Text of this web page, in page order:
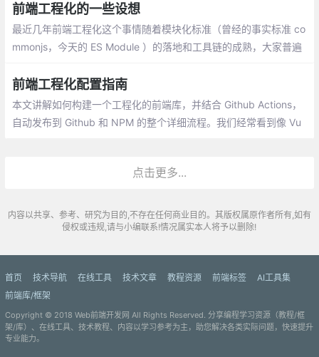
前端工程化的一些设想
最近几年前端工程化这个事情随着模块化标准（曾经的事实标准 co
mmonjs，今天的 ES Module ）的落地和工具链的成熟，大家普遍
前端工程化配置指南
本文讲解如何构建一个工程化的前端库，并结合 Github Actions，
自动发布到 Github 和 NPM 的整个详细流程。我们经常看到像 Vu
点击更多...
内容以共享、参考、研究为目的,不存在任何商业目的。其版权属原作者所有,如有
侵权或违规,请与小编联系!情况属实本人将予以删除!
首页 技术导航 在线工具 技术文章 教程资源 前端标签
AI工具集
前端库/框架